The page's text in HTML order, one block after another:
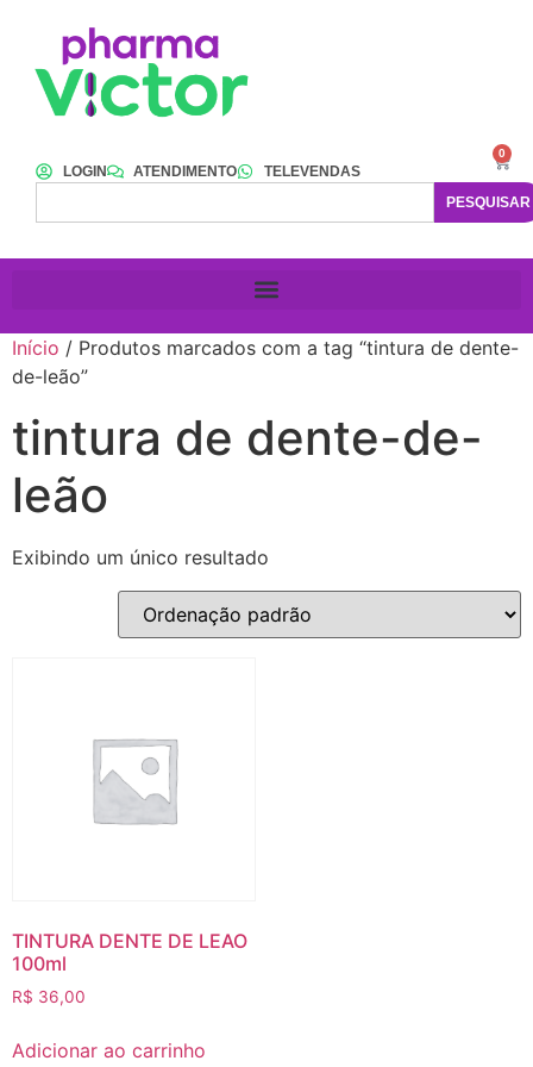
LOGIN ATENDIMENTO
TELEVENDAS
PESQUISAR
0
Início / Produtos marcados com a tag “tintura de dente-
de-leão”
tintura de dente-de-
leão
Exibindo um único resultado
TINTURA DENTE DE LEAO
100ml
R$ 36,00
Adicionar ao carrinho